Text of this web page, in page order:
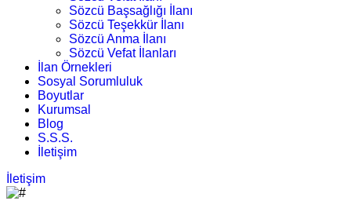
Sözcü Başsağlığı İlanı
Sözcü Teşekkür İlanı
Sözcü Anma İlanı
Sözcü Vefat İlanları
İlan Örnekleri
Sosyal Sorumluluk
Boyutlar
Kurumsal
Blog
S.S.S.
İletişim
İletişim